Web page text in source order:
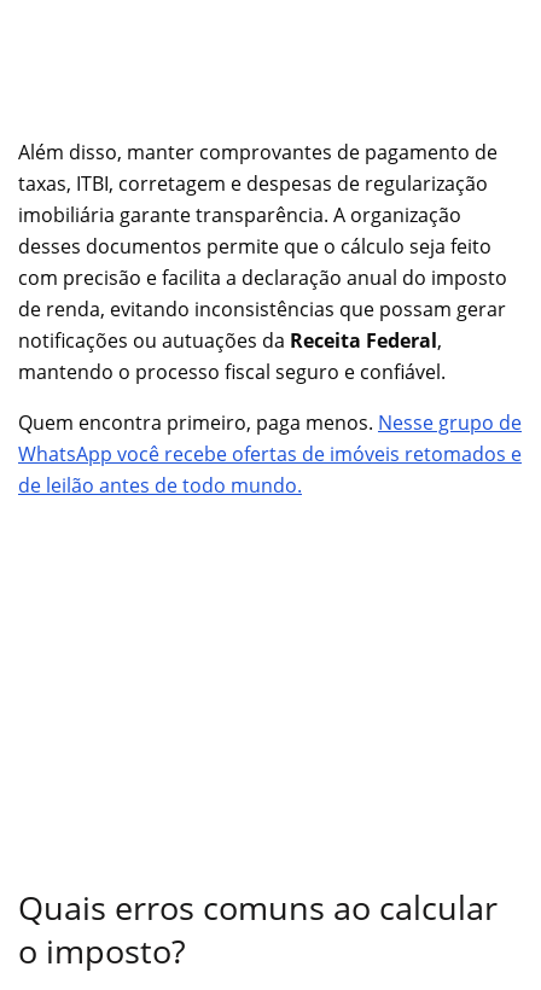
Além disso, manter comprovantes de pagamento de
taxas, ITBI, corretagem e despesas de regularização
imobiliária garante transparência. A organização
desses documentos permite que o cálculo seja feito
com precisão e facilita a declaração anual do imposto
de renda, evitando inconsistências que possam gerar
notificações ou autuações da Receita Federal,
mantendo o processo fiscal seguro e confiável.
Quem encontra primeiro, paga menos. Nesse grupo de
WhatsApp você recebe ofertas de imóveis retomados e
de leilão antes de todo mundo.
Quais erros comuns ao calcular
o imposto?